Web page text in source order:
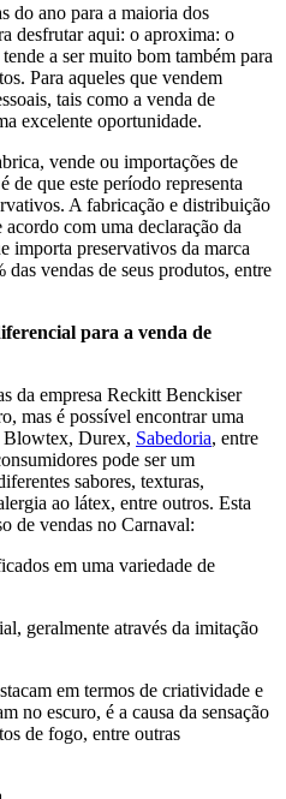
do ano para a maioria dos
desfrutar aqui: o aproxima: o
a ser muito bom também para
Para aqueles que vendem
tais como a venda de
excelente oportunidade.
vende ou importações de
de que este período representa
A fabricação e distribuição
com uma declaração da
importa preservativos da marca
vendas de seus produtos, entre
para a venda de
da empresa Reckitt Benckiser
mas é possível encontrar uma
Blowtex, Durex, Sabedoria, entre
pode ser um
sabores, texturas,
ao látex, entre outros. Esta
de vendas no Carnaval:
em uma variedade de
geralmente através da imitação
em termos de criatividade e
no escuro, é a causa da sensação
de fogo, entre outras